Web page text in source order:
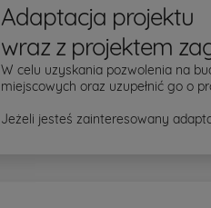
Adaptacja projektu
wraz z projektem
W celu uzyskania pozwolenia na
miejscowych oraz uzupełnić go o
Jeżeli jesteś zainteresowany